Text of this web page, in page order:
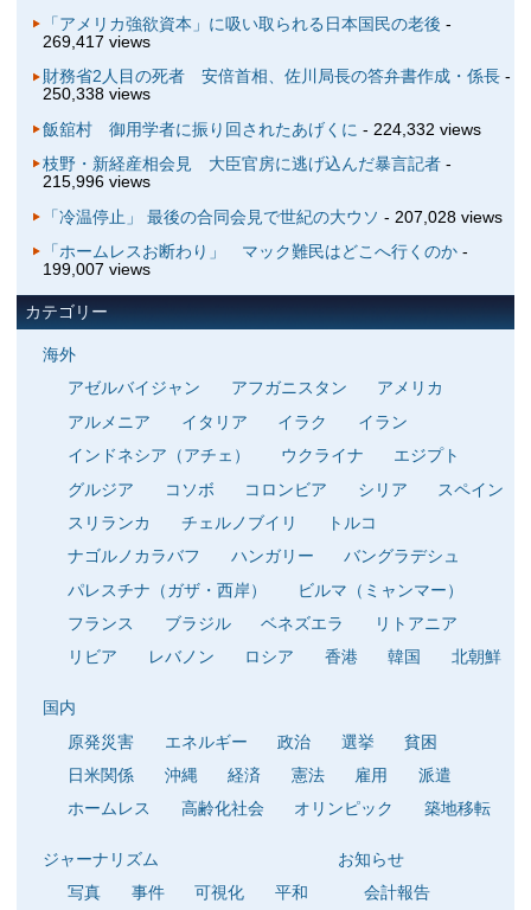
「アメリカ強欲資本」に吸い取られる日本国民の老後 -
269,417 views
財務省2人目の死者 安倍首相、佐川局長の答弁書作成・係長-
250,338 views
飯舘村 御用学者に振り回されたあげくに - 224,332 views
枝野・新経産相会見 大臣官房に逃げ込んだ暴言記者-
215,996 views
「冷温停止」 最後の合同会見で世紀の大ウソ - 207,028 views
「ホームレスお断わり」 マック難民はどこへ行くのか-
199,007 views
カテゴリー
海外
アゼルバイジャン
アフガニスタン
アメリカ
アルメニア
イタリア イラク
イラン
インドネシア（アチェ）
ウクライナ
エジプト
グルジア
コソボ コロンビア シリア
スペイン
スリランカ
チェルノブイリ
トルコ
ナゴルノカラバフ
ハンガリー
バングラデシュ
パレスチナ（ガザ・西岸）
ビルマ（ミャンマー）
フランス
ブラジル ベネズエラ
リトアニア
リビア
レバノン ロシア 香港 韓国 北朝鮮
国内
原発災害
エネルギー 政治 選挙
貧困
日米関係
沖縄 経済 憲法 雇用
派遣
ホームレス
高齢化社会 オリンピック 築地移転
ジャーナリズム
写真
事件 可視化 平和
お知らせ
会計報告